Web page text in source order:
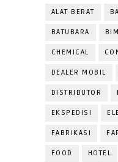
ALAT BERAT
BATUBARA
CHEMICAL
DEALER MOBIL
DISTRIBUTOR
EKSPEDISI
FABRIKASI
FOOD HOTEL